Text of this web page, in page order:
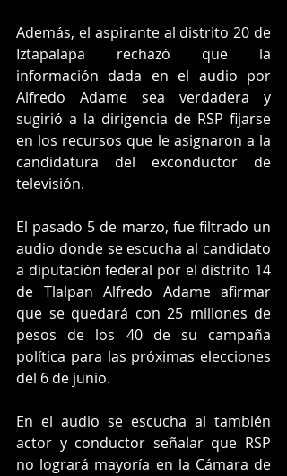
Además, el aspirante al distrito 20 de
Iztapalapa rechazó que la
información dada en el audio por
Alfredo Adame sea verdadera y
sugirió a la dirigencia de RSP fijarse
en los recursos que le asignaron a la
candidatura del exconductor de
televisión.
El pasado 5 de marzo, fue filtrado un
audio donde se escucha al candidato
a diputación federal por el distrito 14
de Tlalpan Alfredo Adame afirmar
que se quedará con 25 millones de
pesos de los 40 de su campaña
política para las próximas elecciones
del 6 de junio.
En el audio se escucha al también
actor y conductor señalar que RSP
no logrará mayoría en la Cámara de